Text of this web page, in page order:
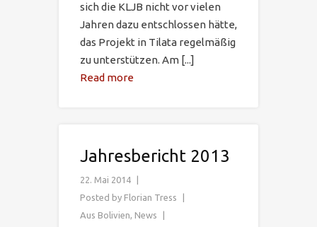
sich die KLJB nicht vor vielen
Jahren dazu entschlossen hätte,
das Projekt in Tilata regelmäßig
zu unterstützen. Am [...]
Read more
Jahresbericht 2013
22. Mai 2014
Posted by Florian Tress
Aus Bolivien, News